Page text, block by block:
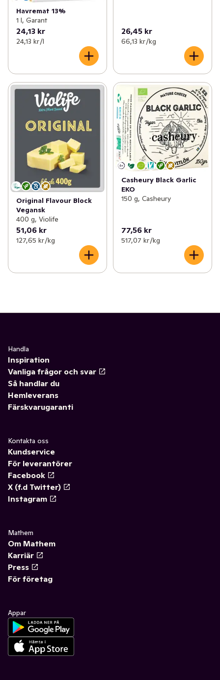
Havremat 13%
1 l, Garant
24,13 kr
24,13 kr /l
26,45 kr
66,13 kr /kg
Original Flavour Block
Vegansk
400 g, Violife
51,06 kr
127,65 kr /kg
Casheury Black Garlic
EKO
150 g, Casheury
77,56 kr
517,07 kr /kg
Handla
Inspiration
Vanliga frågor och svar
Så handlar du
Hemleverans
Färskvarugaranti
Kontakta oss
Kundservice
För leverantörer
Facebook
X (f.d Twitter)
Instagram
Mathem
Om Mathem
Karriär
Press
För företag
Appar